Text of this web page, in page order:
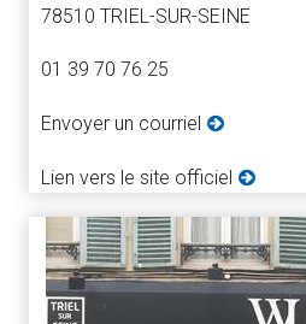
78510 TRIEL-SUR-SEINE
01 39 70 76 25
Envoyer un courriel
Lien vers le site officiel